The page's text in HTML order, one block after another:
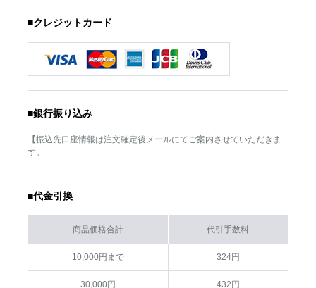
■クレジットカード
■銀行振り込み
【振込先口座情報は注文確定後メールにてご案内させていただきま
す。
■代金引換
商品価格合計 代引手数料
10,000円まで 324円
30,000円 432円